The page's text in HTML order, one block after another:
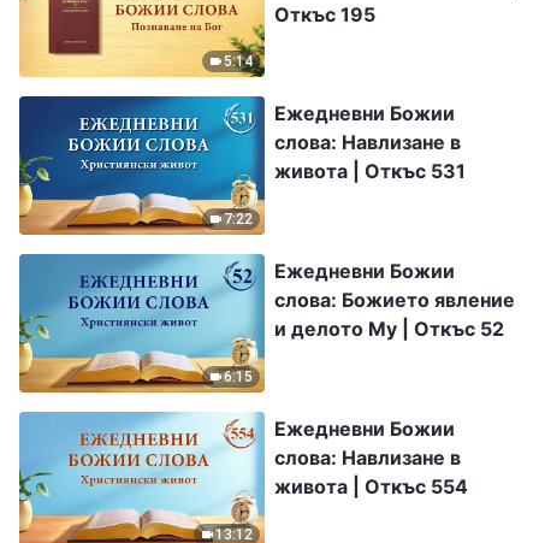
5:14
Откъс 195
7:22
Ежедневни Божии
слова: Навлизане в
живота | Откъс 531
6:15
Ежедневни Божии
слова: Божието явление
и делото Му | Откъс 52
13:12
Ежедневни Божии
слова: Навлизане в
живота | Откъс 554